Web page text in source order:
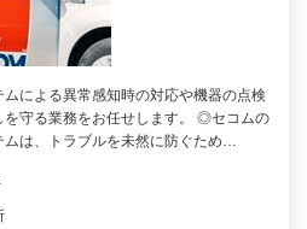
による異常感知時の対応や機器の点検
を守る業務をお任せします。 ◎セコムの
ムは、トラブルを未然に防ぐため…